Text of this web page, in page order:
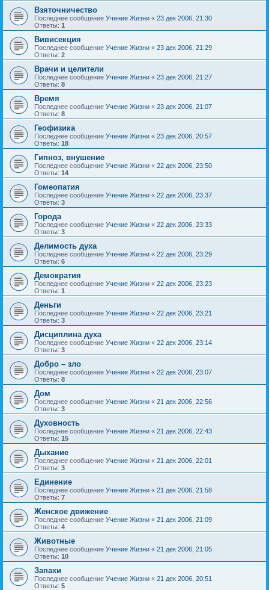
Взяточничество
Последнее сообщение Учение Жизни « 23 дек 2006, 21:30
Ответы: 1
Вивисекция
Последнее сообщение Учение Жизни « 23 дек 2006, 21:29
Ответы: 2
Врачи и целители
Последнее сообщение Учение Жизни « 23 дек 2006, 21:27
Ответы: 8
Время
Последнее сообщение Учение Жизни « 23 дек 2006, 21:07
Ответы: 8
Геофизика
Последнее сообщение Учение Жизни « 23 дек 2006, 20:57
Ответы: 18
Гипноз, внушение
Последнее сообщение Учение Жизни « 22 дек 2006, 23:50
Ответы: 14
Гомеопатия
Последнее сообщение Учение Жизни « 22 дек 2006, 23:37
Ответы: 3
Города
Последнее сообщение Учение Жизни « 22 дек 2006, 23:33
Ответы: 3
Делимость духа
Последнее сообщение Учение Жизни « 22 дек 2006, 23:29
Ответы: 6
Демократия
Последнее сообщение Учение Жизни « 22 дек 2006, 23:23
Ответы: 1
Деньги
Последнее сообщение Учение Жизни « 22 дек 2006, 23:21
Ответы: 3
Дисциплина духа
Последнее сообщение Учение Жизни « 22 дек 2006, 23:14
Ответы: 3
Добро – зло
Последнее сообщение Учение Жизни « 22 дек 2006, 23:07
Ответы: 8
Дом
Последнее сообщение Учение Жизни « 21 дек 2006, 22:56
Ответы: 3
Духовность
Последнее сообщение Учение Жизни « 21 дек 2006, 22:43
Ответы: 15
Дыхание
Последнее сообщение Учение Жизни « 21 дек 2006, 22:01
Ответы: 3
Единение
Последнее сообщение Учение Жизни « 21 дек 2006, 21:58
Ответы: 7
Женское движение
Последнее сообщение Учение Жизни « 21 дек 2006, 21:09
Ответы: 4
Животные
Последнее сообщение Учение Жизни « 21 дек 2006, 21:05
Ответы: 10
Запахи
Последнее сообщение Учение Жизни « 21 дек 2006, 20:51
Ответы: 5